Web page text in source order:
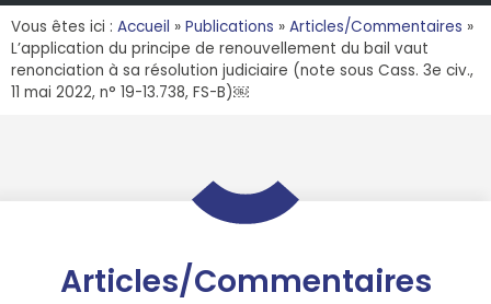
Vous êtes ici : Accueil » Publications » Articles/Commentaires »
L’application du principe de renouvellement du bail vaut
renonciation à sa résolution judiciaire (note sous Cass. 3e civ.,
11 mai 2022, n° 19-13.738, FS-B)￼
Articles/Commentaires